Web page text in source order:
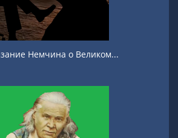
Немчина о Великом...